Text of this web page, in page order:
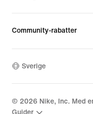
Community-rabatter
Sverige
© 2026 Nike, Inc. Med
Guider